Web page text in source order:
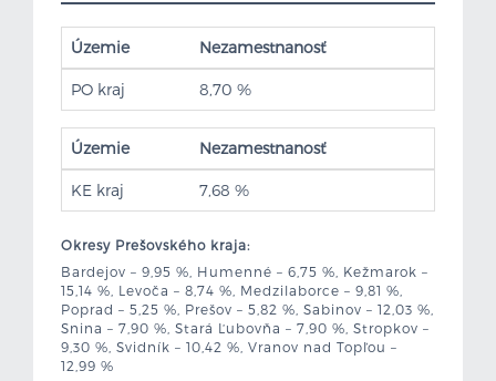
Územie Nezamestnanosť
PO kraj 8,70 %
Územie Nezamestnanosť
KE kraj 7,68 %
Okresy Prešovského kraja:
Bardejov – 9,95 %, Humenné – 6,75 %, Kežmarok –
15,14 %, Levoča – 8,74 %, Medzilaborce – 9,81 %,
Poprad – 5,25 %, Prešov – 5,82 %, Sabinov – 12,03 %,
Snina – 7,90 %, Stará Ľubovňa – 7,90 %, Stropkov –
9,30 %, Svidník – 10,42 %, Vranov nad Topľou –
12,99 %